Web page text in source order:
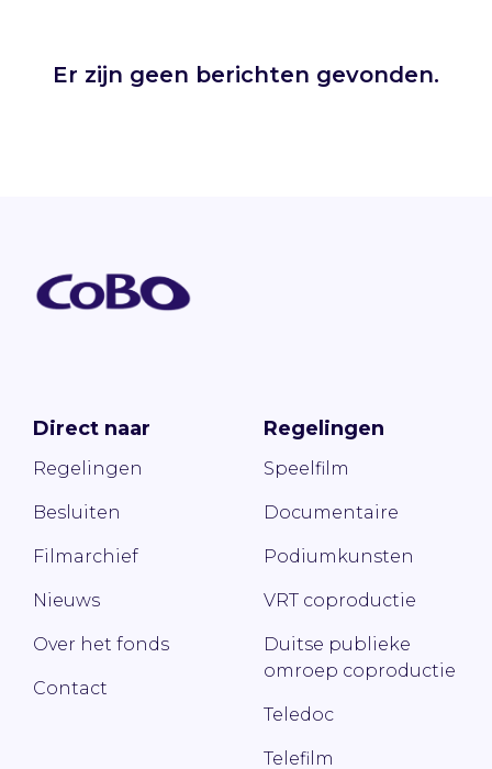
Er zijn geen berichten gevonden.
Direct naar
Regelingen
Besluiten
Filmarchief
Nieuws
Over het fonds
Contact
Regelingen
Speelfilm
Documentaire
Podiumkunsten
VRT coproductie
Duitse publieke
omroep coproductie
Teledoc
Telefilm